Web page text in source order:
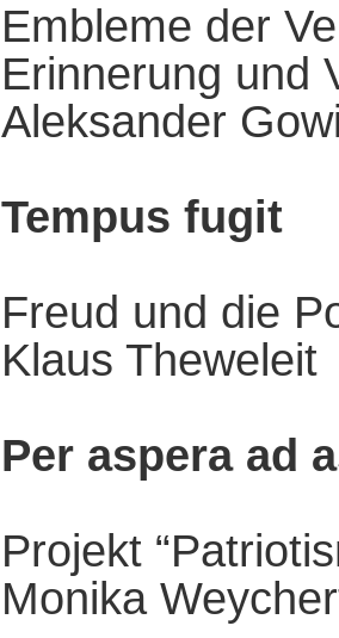
Embleme der
Erinnerung und
Aleksander
Tempus fugit
Freud und die
Klaus Theweleit
Per aspera ad
Projekt
Monika